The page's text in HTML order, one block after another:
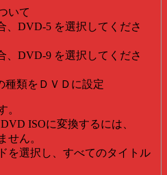
いて
、DVD-5 を選択してくださ
、DVD-9 を選択してくださ
。
ISOに変換するには、
せん。
を選択し、すべてのタイトル